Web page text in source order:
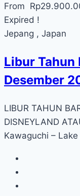
From Rp
Expired !
Jepang , Japan
Libur Tahun
Desember
LIBUR TAHUN
DISNEYLAND
Kawaguchi –